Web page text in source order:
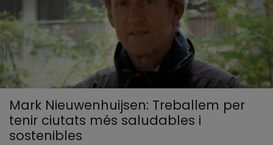
Mark Nieuwenhuijsen: Treballem per
tenir ciutats més saludables i
sostenibles